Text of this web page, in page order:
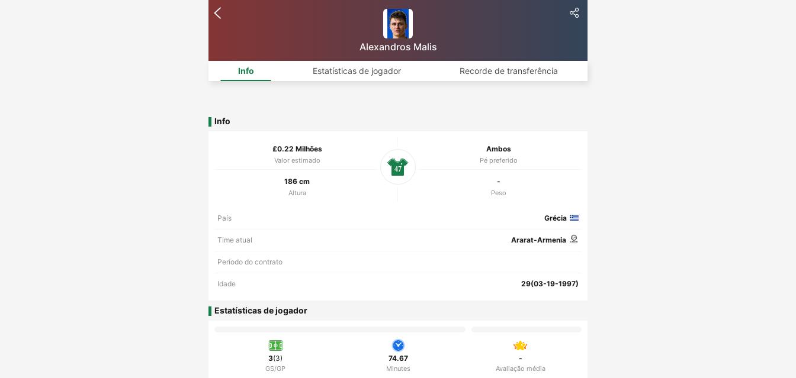
Alexandros Malis
Info Estatísticas de jogador Recorde de transferência
Info
£0.22 Milhões
Valor estimado
Ambos
Pé preferido
186 cm
Altura
-
Peso
47
País Grécia
Time atual Ararat-Armenia
Período do contrato
Idade 29(03-19-1997)
Estatísticas de jogador
3(3)
GS/GP
74.67
Minutes
-
Avaliação média